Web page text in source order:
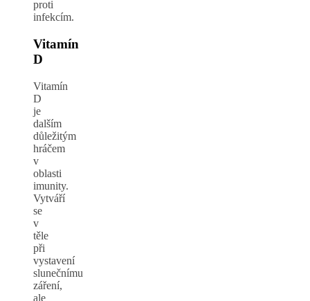
proti
infekcím.
Vitamín
D
Vitamín
D
je
dalším
důležitým
hráčem
v
oblasti
imunity.
Vytváří
se
v
těle
při
vystavení
slunečnímu
záření,
ale